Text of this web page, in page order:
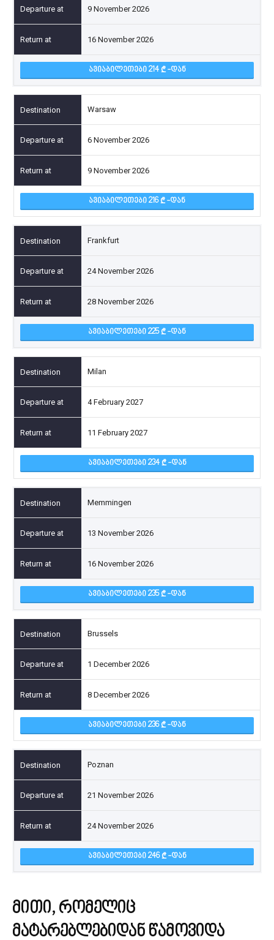
9 November 2026
16 November 2026
ᲐᲕᲘᲐᲑᲘᲚᲔᲗᲔᲑᲘ 214 -ᲓᲐᲜ
Warsaw
6 November 2026
9 November 2026
ᲐᲕᲘᲐᲑᲘᲚᲔᲗᲔᲑᲘ 216 -ᲓᲐᲜ
Frankfurt
24 November 2026
28 November 2026
ᲐᲕᲘᲐᲑᲘᲚᲔᲗᲔᲑᲘ 225 -ᲓᲐᲜ
Milan
4 February 2027
11 February 2027
ᲐᲕᲘᲐᲑᲘᲚᲔᲗᲔᲑᲘ 234 -ᲓᲐᲜ
Memmingen
13 November 2026
16 November 2026
ᲐᲕᲘᲐᲑᲘᲚᲔᲗᲔᲑᲘ 235 -ᲓᲐᲜ
Brussels
1 December 2026
8 December 2026
ᲐᲕᲘᲐᲑᲘᲚᲔᲗᲔᲑᲘ 236 -ᲓᲐᲜ
Poznan
21 November 2026
24 November 2026
ᲐᲕᲘᲐᲑᲘᲚᲔᲗᲔᲑᲘ 246 -ᲓᲐᲜ
მითი, რომელიც
მატარებლებიდან წამოვიდა